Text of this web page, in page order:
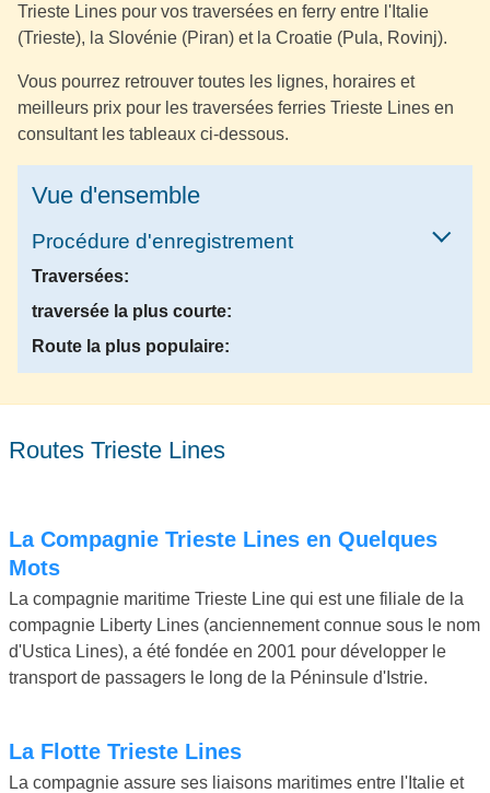
Trieste Lines pour vos traversées en ferry entre l'Italie
(Trieste), la Slovénie (Piran) et la Croatie (Pula, Rovinj).
Vous pourrez retrouver toutes les lignes, horaires et
meilleurs prix pour les traversées ferries Trieste Lines en
consultant les tableaux ci-dessous.
Vue d'ensemble
Procédure d'enregistrement
Traversées:
traversée la plus courte:
Route la plus populaire:
Routes Trieste Lines
La Compagnie Trieste Lines en Quelques
Mots
La compagnie maritime Trieste Line qui est une filiale de la
compagnie Liberty Lines (anciennement connue sous le nom
d'Ustica Lines), a été fondée en 2001 pour développer le
transport de passagers le long de la Péninsule d'Istrie.
La Flotte Trieste Lines
La compagnie assure ses liaisons maritimes entre l'Italie et